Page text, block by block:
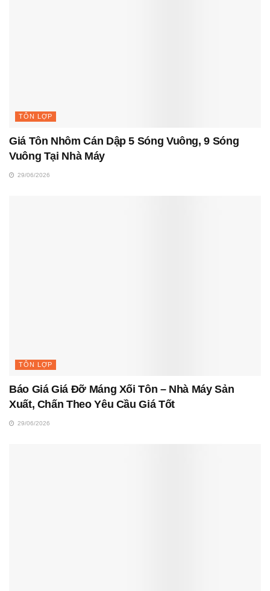
TÔN LỢP
Giá Tôn Nhôm Cán Dập 5 Sóng Vuông, 9 Sóng
Vuông Tại Nhà Máy
29/06/2026
TÔN LỢP
Báo Giá Giá Đỡ Máng Xối Tôn – Nhà Máy Sản
Xuất, Chấn Theo Yêu Cầu Giá Tốt
29/06/2026